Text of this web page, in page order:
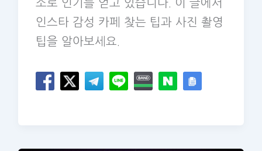
소로 인기를 얻고 있습니다. 이 글에서
인스타 감성 카페 찾는 팁과 사진 촬영
팁을 알아보세요.